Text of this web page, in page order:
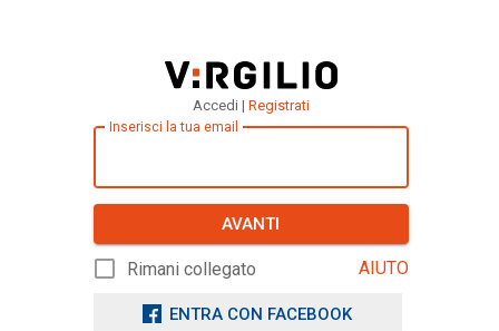
Accedi | Registrati
Inserisci la tua email
AVANTI
Rimani collegato AIUTO
ENTRA CON FACEBOOK